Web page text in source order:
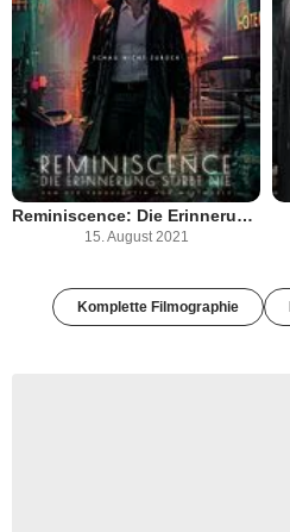
Reminiscence: Die Erinnerung stirbt nie
15. August 2021
Komplette Filmographie